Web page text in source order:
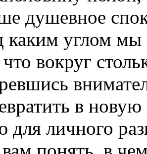
душевное
каким углом
вокруг
в
для личного